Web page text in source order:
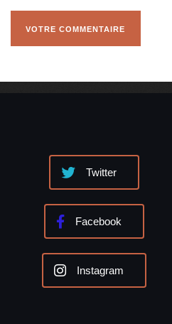
Twitter
Facebook
Instagram